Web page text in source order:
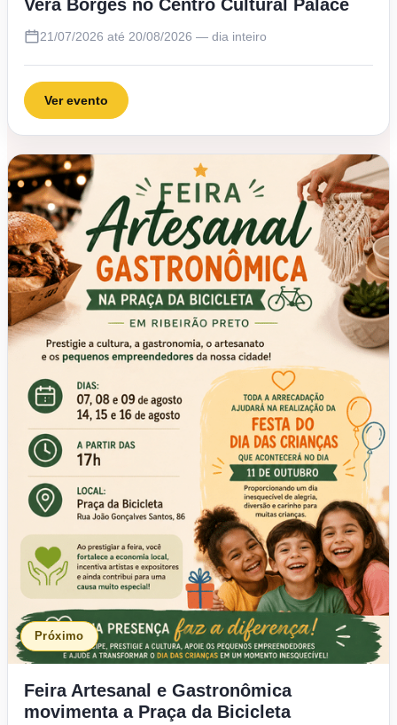
Vera Borges no Centro Cultural Palace
21/07/2026 até 20/08/2026 — dia inteiro
Ver evento
Próximo
Feira Artesanal e Gastronômica
movimenta a Praça da Bicicleta